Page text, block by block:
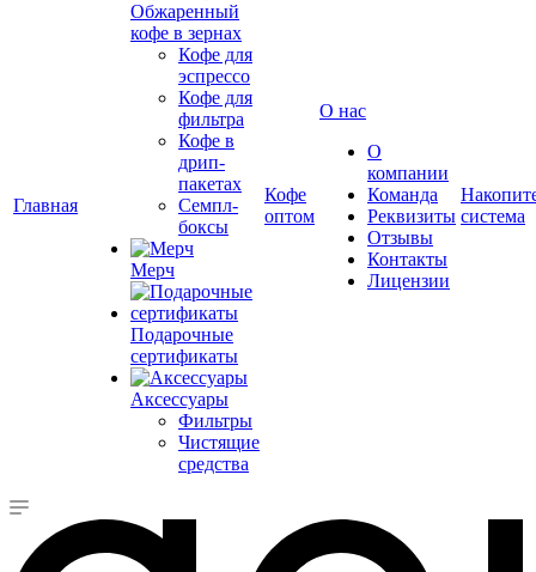
Главная
Обжаренный
кофе в зернах
Кофе для
эспрессо
Кофе для
фильтра
Кофе в
дрип-
пакетах
Семпл-
боксы
Мерч
Подарочные
сертификаты
Аксессуары
Фильтры
Чистящие
средства
Кофе
оптом
О нас
О
компании
Команда
Реквизиты
Отзывы
Контакты
Лицензии
система